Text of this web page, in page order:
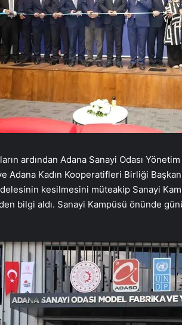
ardından Adana Sanayi Odası
Adana Kadın Kooperatifleri Birliği
kesilmesini müteakip Sanayi
bilgi aldı. Sanayi Kampüsü önünde